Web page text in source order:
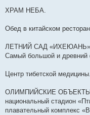
ХРАМ НЕБА.
Обед в китайском
ЛЕТНИЙ САД «ИХЕЮАНЬ» –
Самый большой и древний
Центр тибетской медицины.
ОЛИМПИЙСКИЕ ОБЪЕКТЫ
национальный стадион
плавательный комплекс